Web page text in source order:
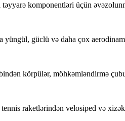
komponentləri üçün
güclü və daha çox
körpülər, möhkəmləndirmə
raketlərindən velosiped və